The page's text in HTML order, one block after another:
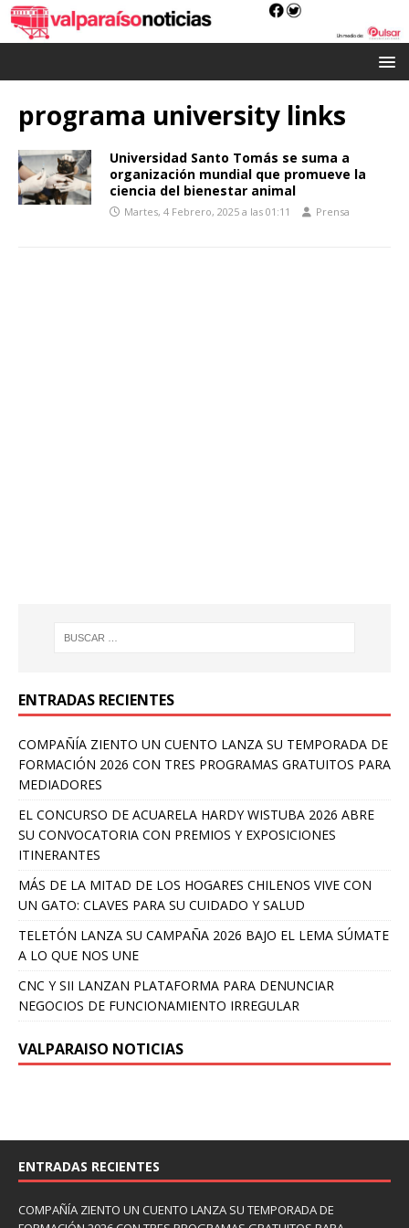
programa university links
Universidad Santo Tomás se suma a
organización mundial que promueve la
ciencia del bienestar animal
Martes, 4 Febrero, 2025 a las 01:11 Prensa
ENTRADAS RECIENTES
COMPAÑÍA ZIENTO UN CUENTO LANZA SU TEMPORADA DE
FORMACIÓN 2026 CON TRES PROGRAMAS GRATUITOS PARA
MEDIADORES
EL CONCURSO DE ACUARELA HARDY WISTUBA 2026 ABRE
SU CONVOCATORIA CON PREMIOS Y EXPOSICIONES
ITINERANTES
MÁS DE LA MITAD DE LOS HOGARES CHILENOS VIVE CON
UN GATO: CLAVES PARA SU CUIDADO Y SALUD
TELETÓN LANZA SU CAMPAÑA 2026 BAJO EL LEMA SÚMATE
A LO QUE NOS UNE
CNC Y SII LANZAN PLATAFORMA PARA DENUNCIAR
NEGOCIOS DE FUNCIONAMIENTO IRREGULAR
VALPARAISO NOTICIAS
ENTRADAS RECIENTES
COMPAÑÍA ZIENTO UN CUENTO LANZA SU TEMPORADA DE